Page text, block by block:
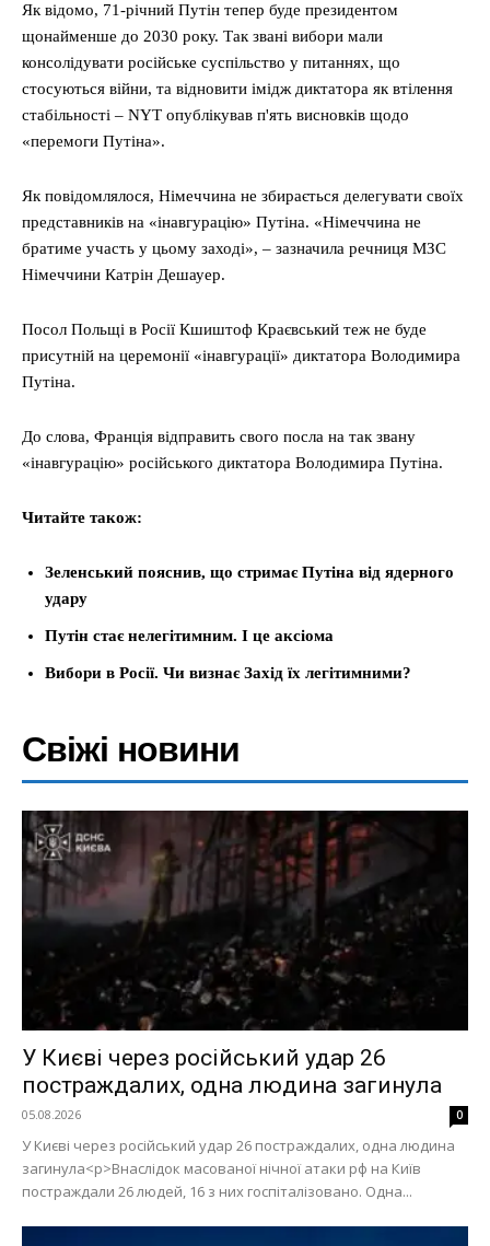
Як відомо, 71-річний Путін тепер буде президентом
щонайменше до 2030 року. Так звані вибори мали
консолідувати російське суспільство у питаннях, що
стосуються війни, та відновити імідж диктатора як втілення
стабільності – NYT опублікував п'ять висновків щодо
«перемоги Путіна».
Як повідомлялося, Німеччина не збирається делегувати своїх
представників на «інавгурацію» Путіна. «Німеччина не
братиме участь у цьому заході», – зазначила речниця МЗС
Німеччини Катрін Дешауер.
Посол Польщі в Росії Кшиштоф Краєвський теж не буде
присутній на церемонії «інавгурації» диктатора Володимира
Путіна.
До слова, Франція відправить свого посла на так звану
«інавгурацію» російського диктатора Володимира Путіна.
Читайте також:
Зеленський пояснив, що стримає Путіна від ядерного
удару
Путін стає нелегітимним. І це аксіома
Вибори в Росії. Чи визнає Захід їх легітимними?
Свіжі новини
У Києві через російський удар 26
постраждалих, одна людина загинула
05.08.2026 0
У Києві через російський удар 26 постраждалих, одна людина
загинула<p>Внаслідок масованої нічної атаки рф на Київ
постраждали 26 людей, 16 з них госпіталізовано. Одна...